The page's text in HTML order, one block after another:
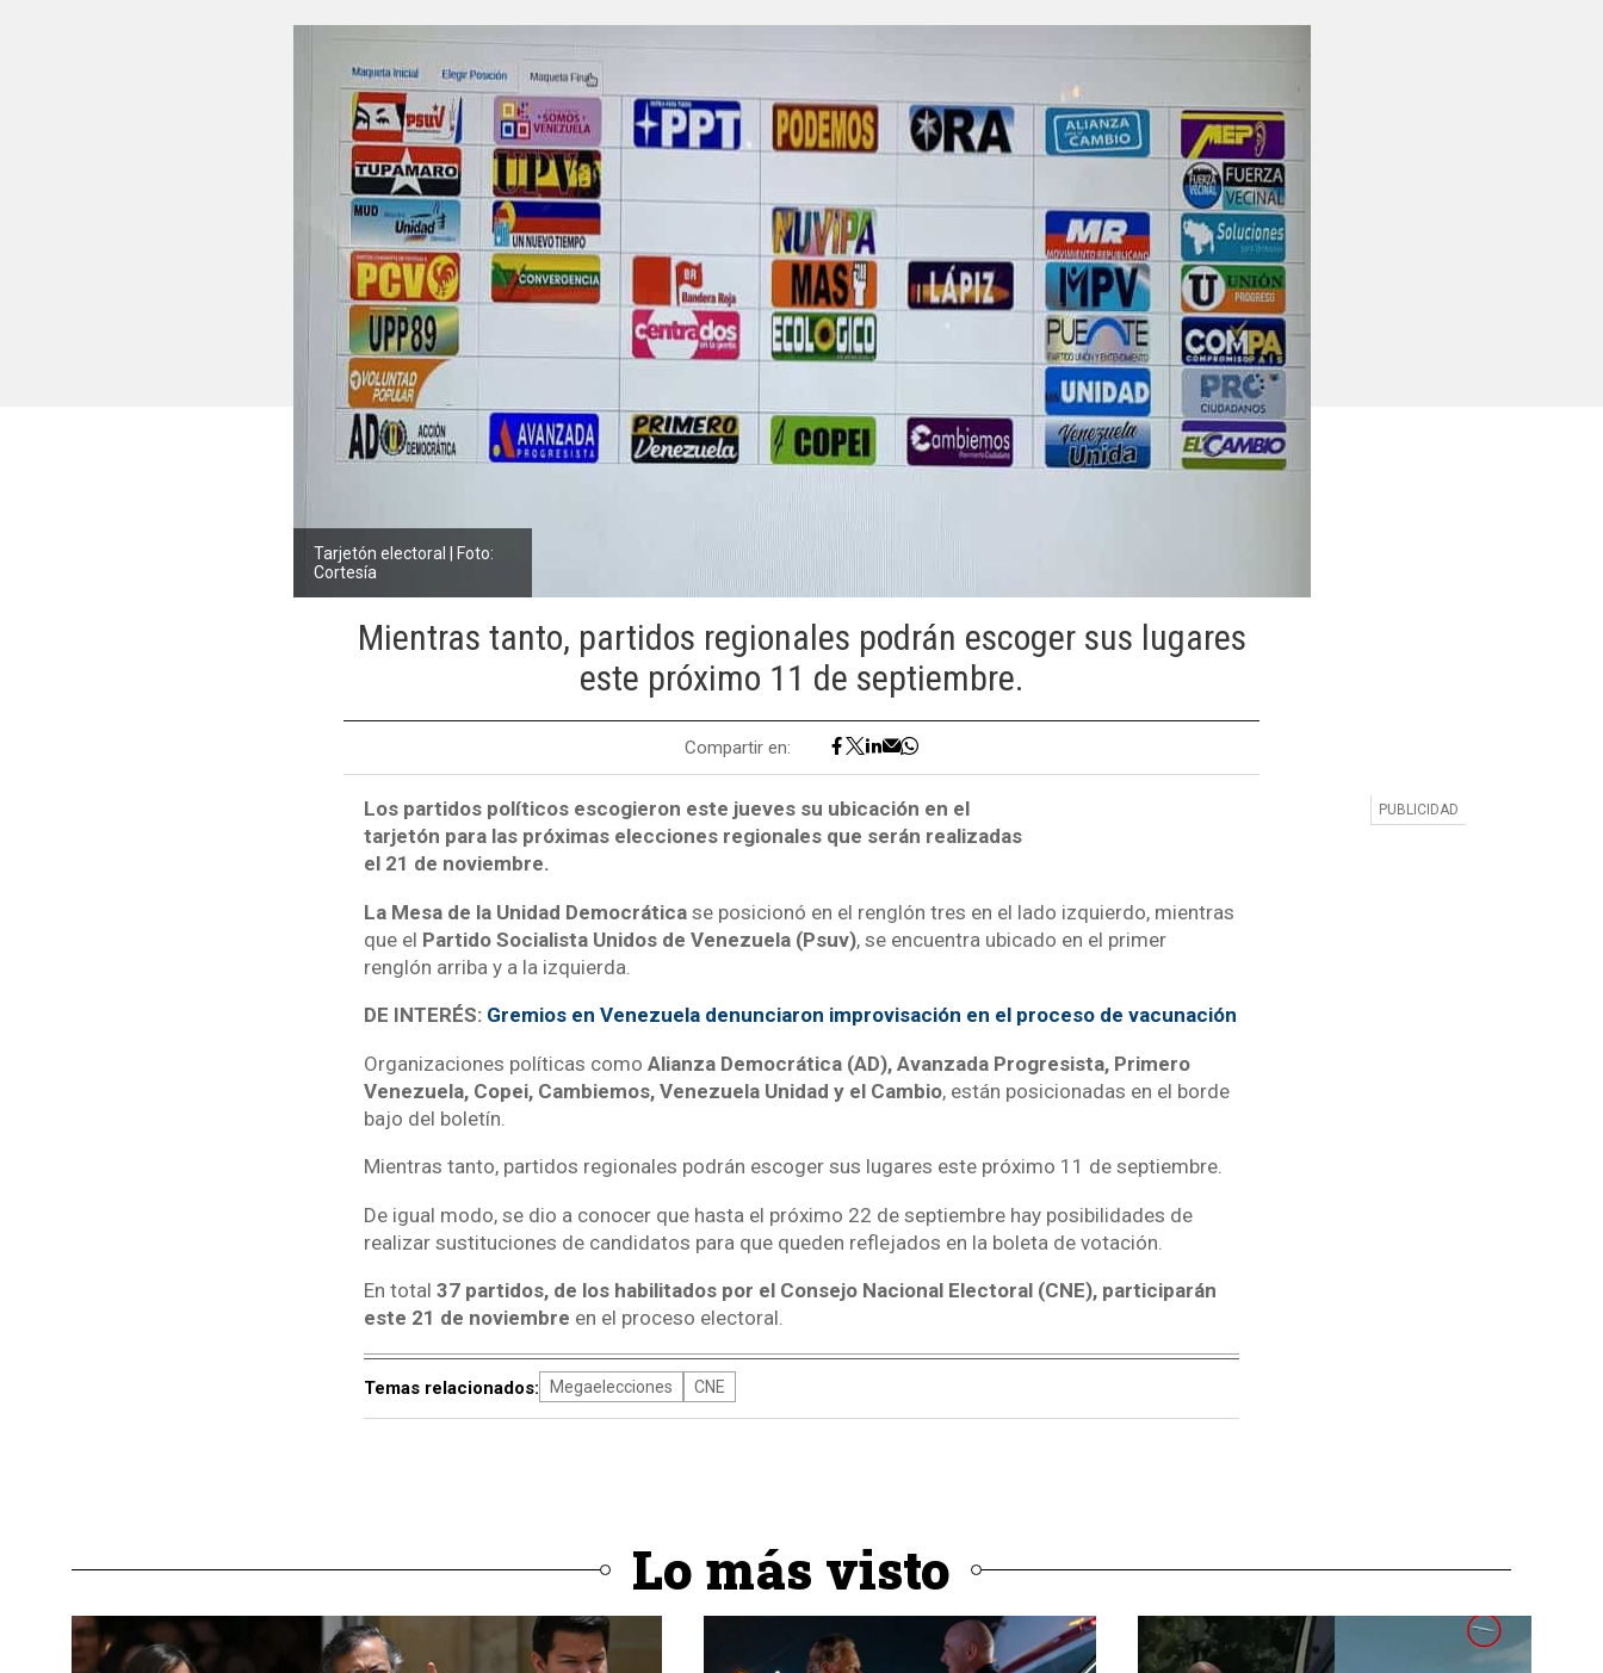
Tarjetón electoral | Foto:
Cortesía
Mientras tanto, partidos regionales podrán escoger sus lugares
este próximo 11 de septiembre.
Compartir en:
Los partidos políticos escogieron este jueves su ubicación en el
tarjetón para las próximas elecciones regionales que serán realizadas
el 21 de noviembre.
La Mesa de la Unidad Democrática se posicionó en el renglón tres en el lado izquierdo, mientras
que el Partido Socialista Unidos de Venezuela (Psuv), se encuentra ubicado en el primer
renglón arriba y a la izquierda.
DE INTERÉS: Gremios en Venezuela denunciaron improvisación en el proceso de vacunación
Organizaciones políticas como Alianza Democrática (AD), Avanzada Progresista, Primero
Venezuela, Copei, Cambiemos, Venezuela Unidad y el Cambio, están posicionadas en el borde
bajo del boletín.
Mientras tanto, partidos regionales podrán escoger sus lugares este próximo 11 de septiembre.
De igual modo, se dio a conocer que hasta el próximo 22 de septiembre hay posibilidades de
realizar sustituciones de candidatos para que queden reflejados en la boleta de votación.
En total 37 partidos, de los habilitados por el Consejo Nacional Electoral (CNE), participarán
este 21 de noviembre en el proceso electoral.
Temas relacionados: Megaelecciones CNE
Lo más visto